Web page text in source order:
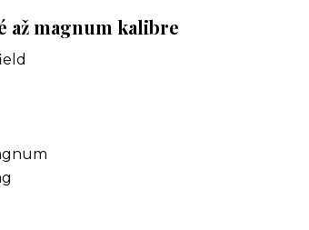
až magnum kalibre